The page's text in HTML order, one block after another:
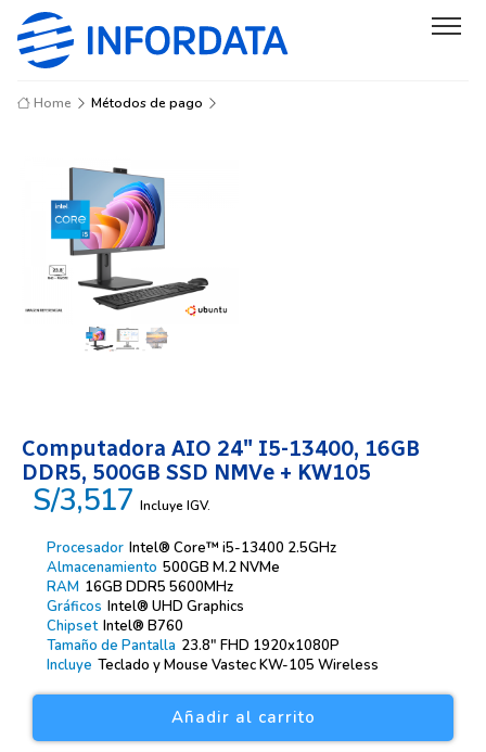
Home Métodos de pago
Computadora AIO 24″ I5-13400, 16GB
DDR5, 500GB SSD NMVe + KW105
Procesador Intel® Core™ i5-13400 2.5GHz
Almacenamiento 500GB M.2 NVMe
RAM 16GB DDR5 5600MHz
Gráficos Intel® UHD Graphics
Chipset Intel® B760
Tamaño de Pantalla 23.8″ FHD 1920x1080P
Incluye Teclado y Mouse Vastec KW-105 Wireless
S/3,517 Incluye IGV.
Añadir al carrito